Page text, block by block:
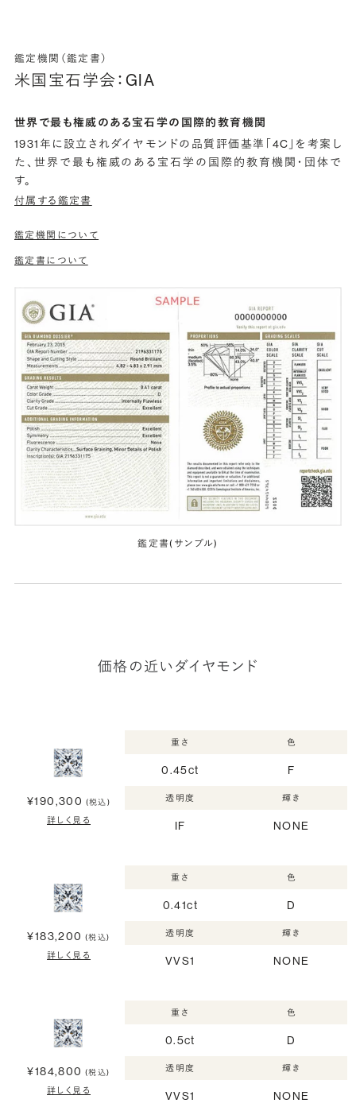
鑑定機関（鑑定書）
米国宝石学会：GIA
世界で最も権威のある宝石学の国際的教育機関
1931年に設立されダイヤモンドの品質評価基準「4C」を考案し
た、世界で最も権威のある宝石学の国際的教育機関・団体で
す。
付属する鑑定書
鑑定機関について
鑑定書について
鑑定書(サンプル)
価格の近いダイヤモンド
¥190,300 (税込)
詳しく見る
重さ
0.45ct
色
F
透明度
IF
輝き
NONE
¥183,200 (税込)
詳しく見る
重さ
0.41ct
色
D
透明度
VVS1
輝き
NONE
¥184,800 (税込)
詳しく見る
重さ
0.5ct
色
D
透明度
VVS1
輝き
NONE